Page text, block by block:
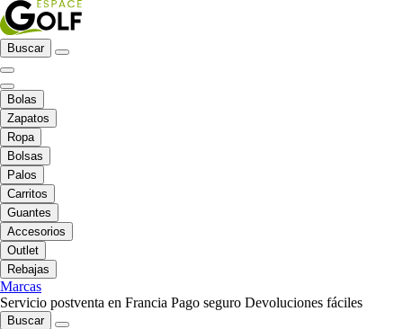
Buscar
Bolas
Zapatos
Ropa
Bolsas
Palos
Carritos
Guantes
Accesorios
Outlet
Rebajas
Marcas
Servicio postventa en Francia Pago seguro Devoluciones fáciles
Buscar